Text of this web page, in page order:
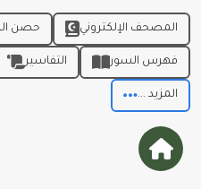
المصحف الإلكتروني حصن
فهرس السور التفاسير
المزيد ...